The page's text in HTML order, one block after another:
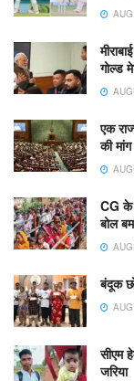
गोल्ड
एक
की
CG के
बोल
​बंदूक
सीएम
जरिया